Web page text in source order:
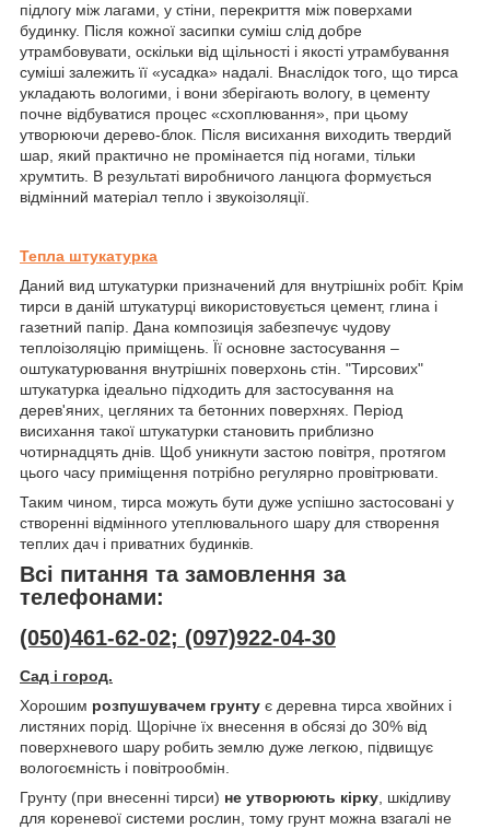
підлогу між лагами, у стіни, перекриття між поверхами
будинку. Після кожної засипки суміш слід добре
утрамбовувати, оскільки від щільності і якості утрамбування
суміші залежить її «усадка» надалі. Внаслідок того, що тирса
укладають вологими, і вони зберігають вологу, в цементу
почне відбуватися процес «схоплювання», при цьому
утворюючи дерево-блок. Після висихання виходить твердий
шар, який практично не промінается під ногами, тільки
хрумтить. В результаті виробничого ланцюга формується
відмінний матеріал тепло і звукоізоляції.
Тепла штукатурка
Даний вид штукатурки призначений для внутрішніх робіт. Крім
тирси в даній штукатурці використовується цемент, глина і
газетний папір. Дана композиція забезпечує чудову
теплоізоляцію приміщень. Її основне застосування –
оштукатурювання внутрішніх поверхонь стін. "Тирсових"
штукатурка ідеально підходить для застосування на
дерев'яних, цегляних та бетонних поверхнях. Період
висихання такої штукатурки становить приблизно
чотирнадцять днів. Щоб уникнути застою повітря, протягом
цього часу приміщення потрібно регулярно провітрювати.
Таким чином, тирса можуть бути дуже успішно застосовані у
створенні відмінного утеплювального шару для створення
теплих дач і приватних будинків.
Всі питання та замовлення за
телефонами:
(050)461-62-02; (097)922-04-30
Сад і город.
Хорошим розпушувачем грунту є деревна тирса хвойних і
листяних порід. Щорічне їх внесення в обсязі до 30% від
поверхневого шару робить землю дуже легкою, підвищує
вологоємність і повітрообмін.
Грунту (при внесенні тирси) не утворюють кірку, шкідливу
для кореневої системи рослин, тому грунт можна взагалі не